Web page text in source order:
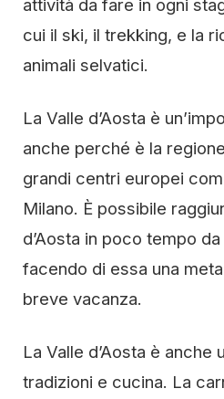
attività da fare in ogni
cui il ski, il trekking, e la
animali selvatici.
La Valle d’Aosta è
anche perché è la
grandi centri europei
Milano. È possibile
d’Aosta in poco tempo
facendo di essa una
breve vacanza.
La Valle d’Aosta è anche
tradizioni e cucina. La